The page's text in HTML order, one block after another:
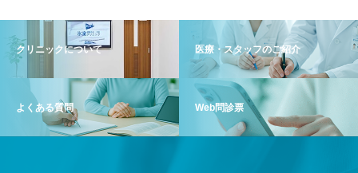
クリニックについて 医療・スタッフのご紹介
よくある質問 Web問診票